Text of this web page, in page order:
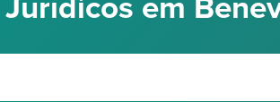
Jurídicos em